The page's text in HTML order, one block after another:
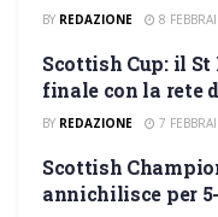
BY REDAZIONE 8
SCOTTISH CUP
Scottish Cup: il
finale con la rete
BY REDAZIONE 7
SCOTTISH CHAMPIONSHIP
Scottish
annichilisce per